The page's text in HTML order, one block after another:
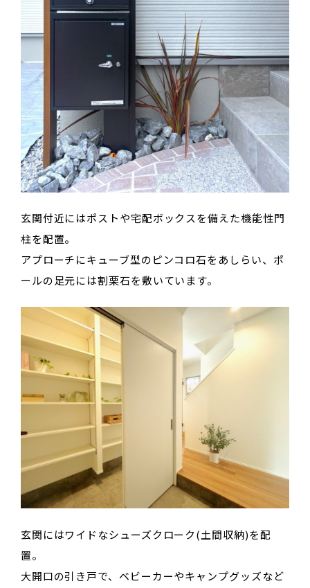
玄関付近にはポストや宅配ボックスを備えた機能性門
柱を配置。
アプローチにキューブ型のピンコロ石をあしらい、ポ
ールの足元には割栗石を敷いています。
玄関にはワイドなシューズクローク(土間収納)を配
置。
大開口の引き戸で、ベビーカーやキャンプグッズなど